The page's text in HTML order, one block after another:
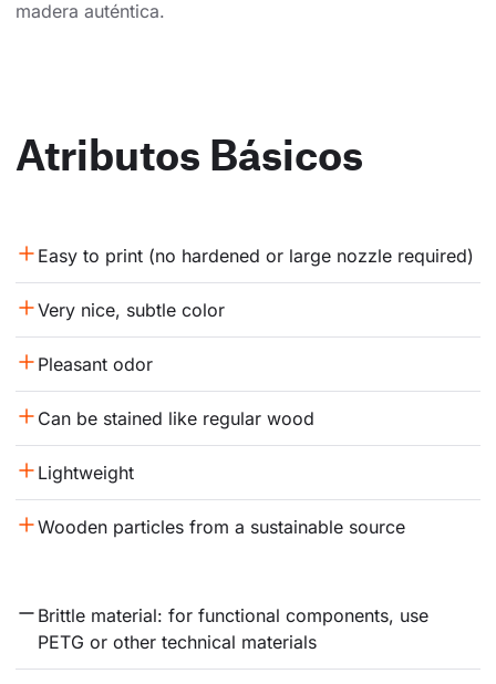
madera auténtica.
Atributos Básicos
Easy to print (no hardened or large nozzle required)
Very nice, subtle color
Pleasant odor
Can be stained like regular wood
Lightweight
Wooden particles from a sustainable source
Brittle material: for functional components, use
PETG or other technical materials